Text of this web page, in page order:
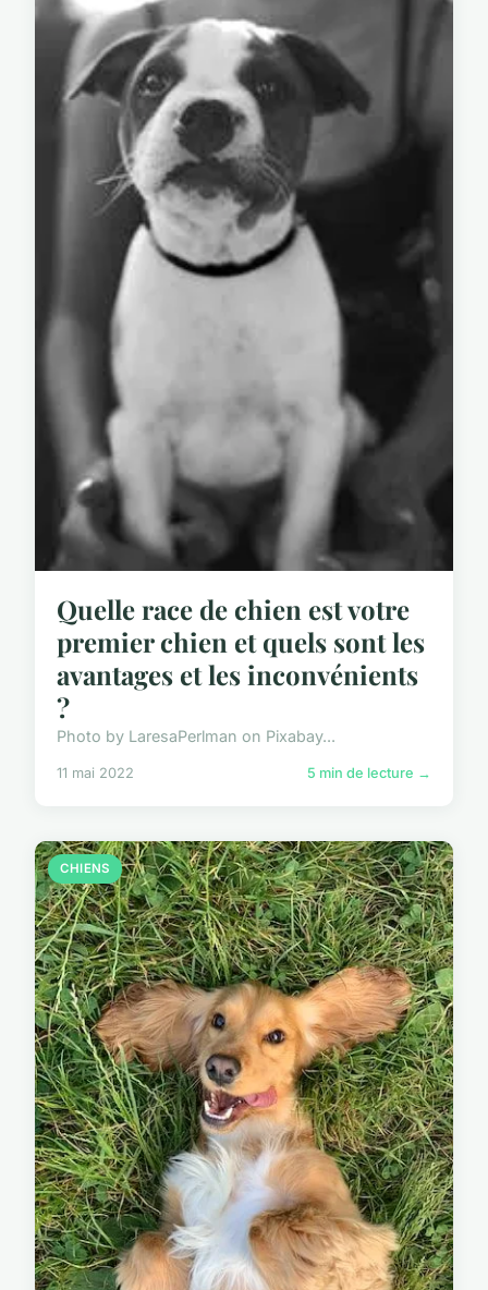
Quelle race de chien est votre
premier chien et quels sont les
avantages et les inconvénients
?
Photo by LaresaPerlman on Pixabay...
11 mai 2022 5 min de lecture →
CHIENS